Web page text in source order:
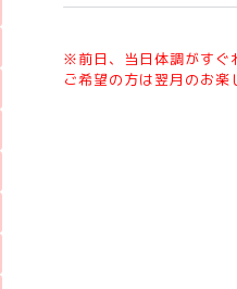
※前日、当日体調がすぐ
ご希望の方は翌月のお